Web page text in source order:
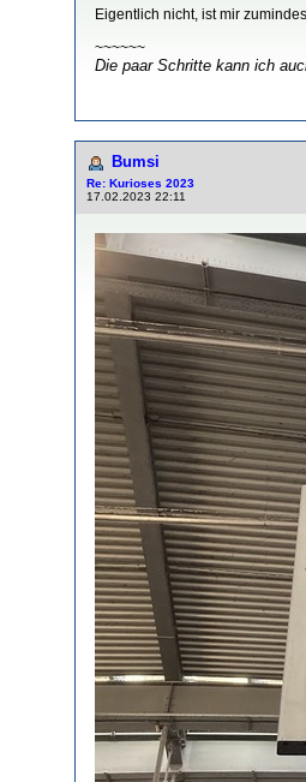
Eigentlich nicht, ist mir
~~~~~~
Die paar Schritte kann ich
Bumsi
Re: Kurioses 2023
17.02.2023 22:11